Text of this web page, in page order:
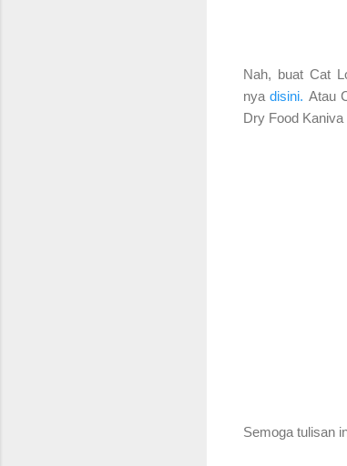
Nah, buat Cat
nyadisini. Atau
Dry Food
Semoga tulisan